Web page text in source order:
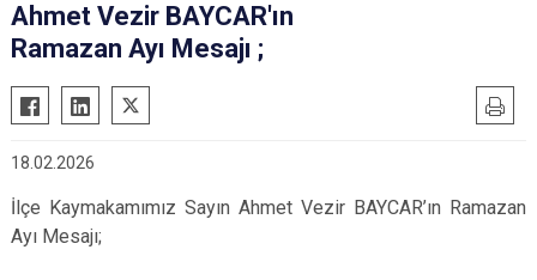
Beytüşşebap
Güçlükonak
Uludere
Ahmet Vezir BAYCAR'ın
Ramazan Ayı Mesajı ;
18.02.2026
İlçe Kaymakamımız Sayın Ahmet Vezir BAYCAR’ın Ramazan
Ayı Mesajı;